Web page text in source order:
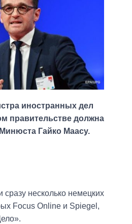
иностранных дел
правительстве должна
Гайко Маасу.
несколько немецких
Focus Online и Spiegel,